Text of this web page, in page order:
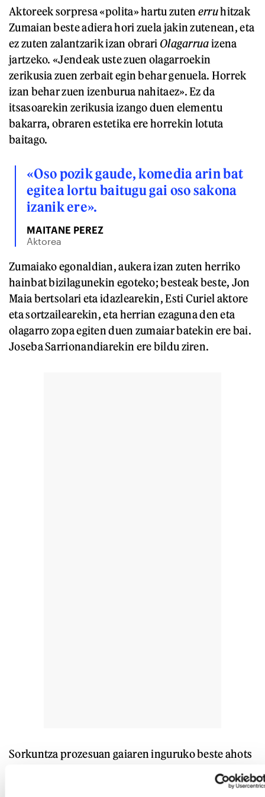
Aktoreek sorpresa «polita» hartu zuten erruhitzak
Zumaian beste adiera hori zuela jakin zutenean, eta
ez zuten zalantzarik izan obrari Olagarruaizena
jartzeko. «Jendeak uste zuen olagarroekin
zerikusia zuen zerbait egin behar genuela. Horrek
izan behar zuen izenburua nahitaez». Ez da
itsasoarekin zerikusia izango duen elementu
bakarra, obraren estetika ere horrekin lotuta
baitago.
«Oso pozik gaude, komedia arin bat
egitea lortu baitugu gai oso sakona
izanik ere».
MAITANE PEREZ
Aktorea
Zumaiako egonaldian, aukera izan zuten herriko
hainbat bizilagunekin egoteko; besteak beste, Jon
Maia bertsolari eta idazlearekin, Esti Curiel aktore
eta sortzailearekin, eta herrian ezaguna den eta
olagarro zopa egiten duen zumaiar batekin ere bai.
Joseba Sarrionandiarekin ere bildu ziren.
Sorkuntza prozesuan gaiaren inguruko beste ahots
beste dinamika batzuk ere jarri zituzten martxan.